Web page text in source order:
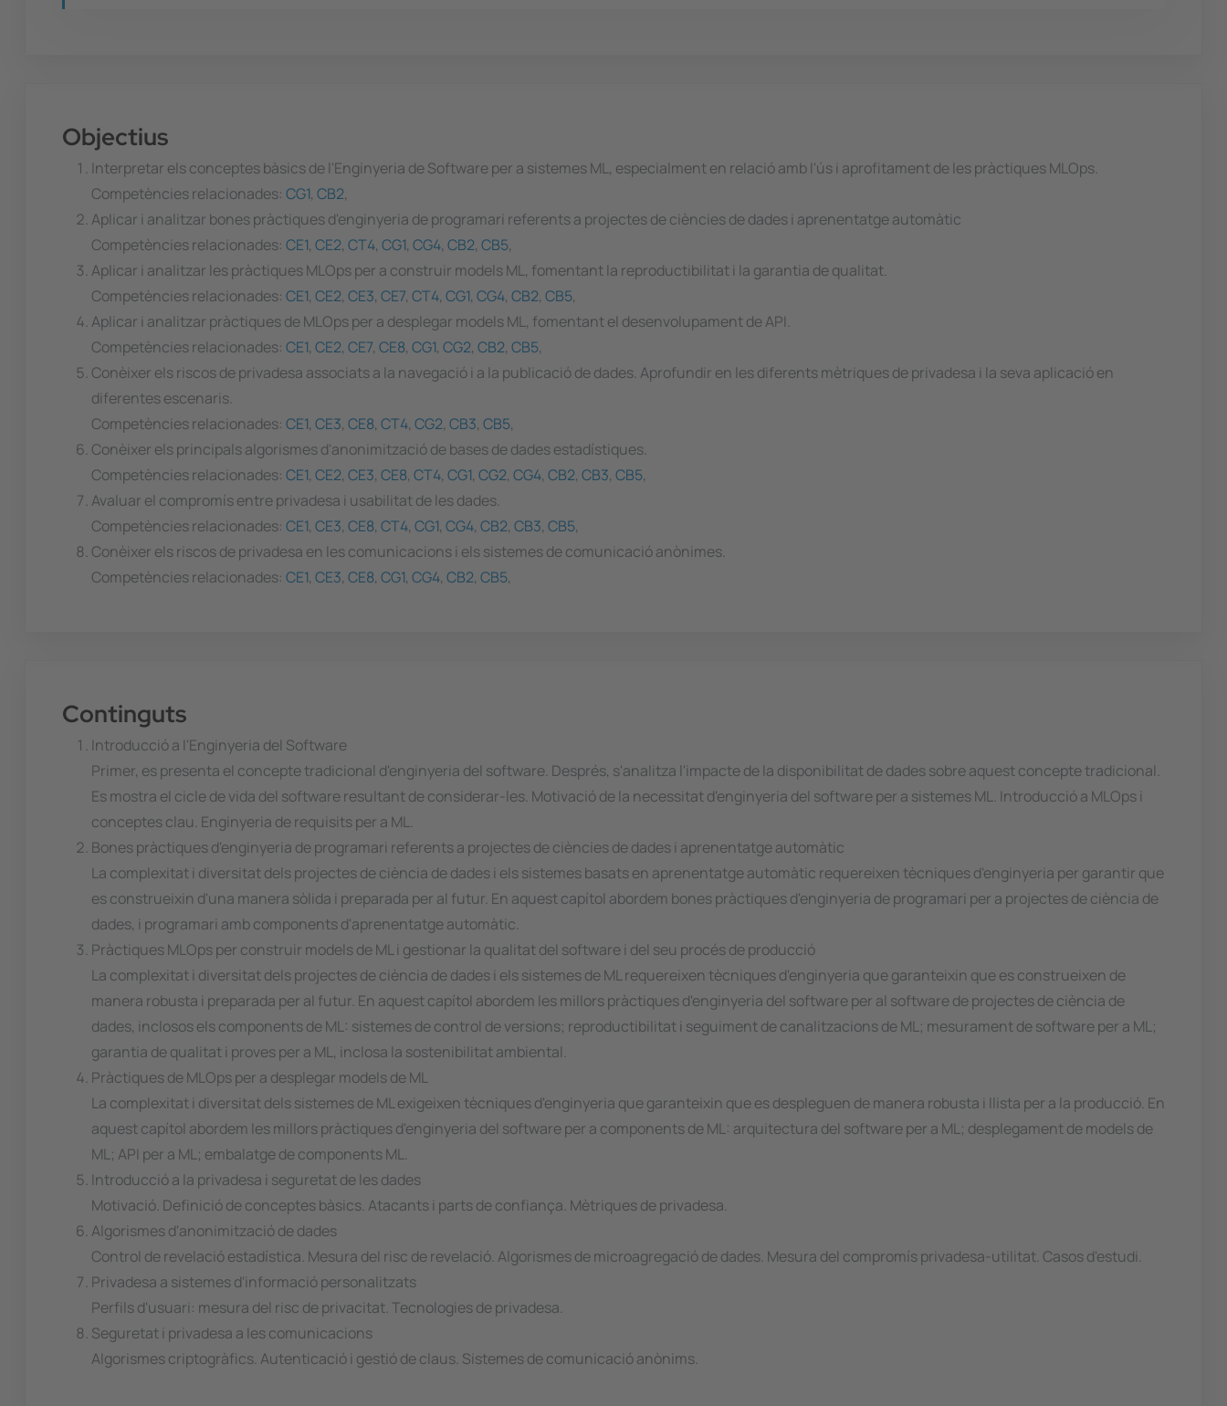
Objectius
Interpretar els conceptes bàsics de l'Enginyeria de Software per a sistemes ML, especialment en relació amb l'ús i aprofitament de les pràctiques MLOps.
Competències relacionades: CG1, CB2,
Aplicar i analitzar bones pràctiques d'enginyeria de programari referents a projectes de ciències de dades i aprenentatge automàtic
Competències relacionades: CE1, CE2, CT4, CG1, CG4, CB2, CB5,
Aplicar i analitzar les pràctiques MLOps per a construir models ML, fomentant la reproductibilitat i la garantia de qualitat.
Competències relacionades: CE1, CE2, CE3, CE7, CT4, CG1, CG4, CB2, CB5,
Aplicar i analitzar pràctiques de MLOps per a desplegar models ML, fomentant el desenvolupament de API.
Competències relacionades: CE1, CE2, CE7, CE8, CG1, CG2, CB2, CB5,
Conèixer els riscos de privadesa associats a la navegació i a la publicació de dades. Aprofundir en les diferents mètriques de privadesa i la seva aplicació en
diferentes escenaris.
Competències relacionades: CE1, CE3, CE8, CT4, CG2, CB3, CB5,
Conèixer els principals algorismes d'anonimització de bases de dades estadístiques.
Competències relacionades: CE1, CE2, CE3, CE8, CT4, CG1, CG2, CG4, CB2, CB3, CB5,
Avaluar el compromís entre privadesa i usabilitat de les dades.
Competències relacionades: CE1, CE3, CE8, CT4, CG1, CG4, CB2, CB3, CB5,
Conèixer els riscos de privadesa en les comunicacions i els sistemes de comunicació anònimes.
Competències relacionades: CE1, CE3, CE8, CG1, CG4, CB2, CB5,
Continguts
Introducció a l'Enginyeria del Software
Primer, es presenta el concepte tradicional d'enginyeria del software. Després, s'analitza l'impacte de la disponibilitat de dades sobre aquest concepte tradicional.
Es mostra el cicle de vida del software resultant de considerar-les. Motivació de la necessitat d'enginyeria del software per a sistemes ML. Introducció a MLOps i
conceptes clau. Enginyeria de requisits per a ML.
Bones pràctiques d'enginyeria de programari referents a projectes de ciències de dades i aprenentatge automàtic
La complexitat i diversitat dels projectes de ciència de dades i els sistemes basats en aprenentatge automàtic requereixen tècniques d'enginyeria per garantir que
es construeixin d'una manera sòlida i preparada per al futur. En aquest capítol abordem bones pràctiques d'enginyeria de programari per a projectes de ciència de
dades, i programari amb components d'aprenentatge automàtic.
Pràctiques MLOps per construir models de ML i gestionar la qualitat del software i del seu procés de producció
La complexitat i diversitat dels projectes de ciència de dades i els sistemes de ML requereixen tècniques d'enginyeria que garanteixin que es construeixen de
manera robusta i preparada per al futur. En aquest capítol abordem les millors pràctiques d'enginyeria del software per al software de projectes de ciència de
dades, inclosos els components de ML: sistemes de control de versions; reproductibilitat i seguiment de canalitzacions de ML; mesurament de software per a ML;
garantia de qualitat i proves per a ML, inclosa la sostenibilitat ambiental.
Pràctiques de MLOps per a desplegar models de ML
La complexitat i diversitat dels sistemes de ML exigeixen tècniques d'enginyeria que garanteixin que es despleguen de manera robusta i llista per a la producció. En
aquest capítol abordem les millors pràctiques d'enginyeria del software per a components de ML: arquitectura del software per a ML; desplegament de models de
ML; API per a ML; embalatge de components ML.
Introducció a la privadesa i seguretat de les dades
Motivació. Definició de conceptes bàsics. Atacants i parts de confiança. Mètriques de privadesa.
Algorismes d'anonimització de dades
Control de revelació estadística. Mesura del risc de revelació. Algorismes de microagregació de dades. Mesura del compromís privadesa-utilitat. Casos d'estudi.
Privadesa a sistemes d'informació personalitzats
Perfils d'usuari: mesura del risc de privacitat. Tecnologies de privadesa.
Seguretat i privadesa a les comunicacions
Algorismes criptogràfics. Autenticació i gestió de claus. Sistemes de comunicació anònims.